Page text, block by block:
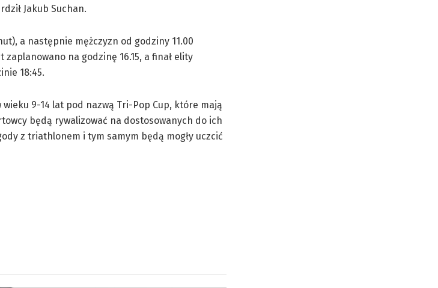
Jakub Suchan.
a następnie mężczyzn od godziny 11.00
na godzinę 16.15, a finał elity
18:45.
9-14 lat pod nazwą Tri-Pop Cup, które mają
będą rywalizować na dostosowanych do ich
z triathlonem i tym samym będą mogły uczcić